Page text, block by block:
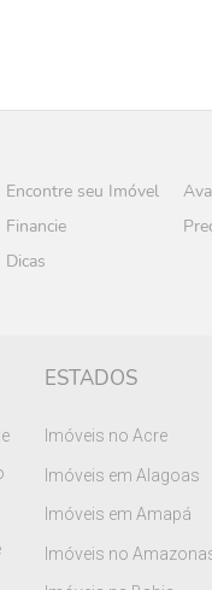
Encontre seu Imóvel
Financie
Dicas
ESTADOS
Imóveis no Acre
Imóveis em Alagoas
Imóveis em Amapá
Imóveis no